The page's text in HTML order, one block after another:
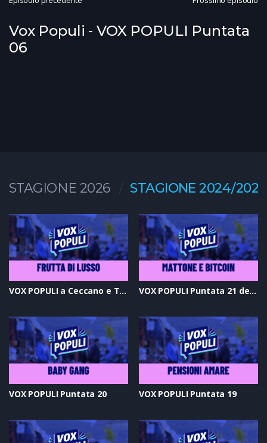
Vox Populi - VOX POPULI Puntata
06
STAGIONE 2026 STAGIONE 2024/2025
VOX POPULI a Ceccano e Torrice del 31-05-2025 VOX POPULI Puntata 21 del 24-05-2025
VOX POPULI Puntata 20 VOX POPULI Puntata 19